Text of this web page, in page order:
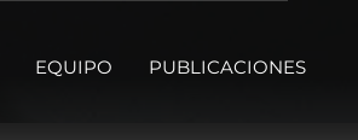
EQUIPO PUBLICACIONES